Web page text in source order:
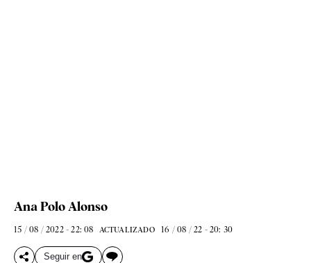
Ana Polo Alonso
15 / 08 / 2022 - 22: 08 ACTUALIZADO 16 / 08 / 22 - 20: 30
Seguir en